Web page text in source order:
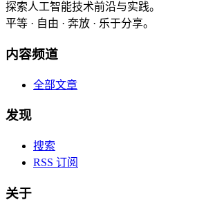
探索人工智能技术前沿与实践。
平等 · 自由 · 奔放 · 乐于分享。
内容频道
全部文章
发现
搜索
RSS 订阅
关于